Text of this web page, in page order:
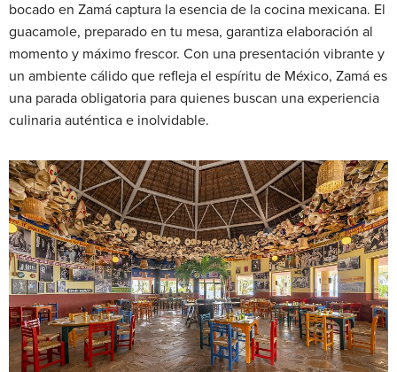
bocado en Zamá captura la esencia de la cocina mexicana. El
guacamole, preparado en tu mesa, garantiza elaboración al
momento y máximo frescor. Con una presentación vibrante y
un ambiente cálido que refleja el espíritu de México, Zamá es
una parada obligatoria para quienes buscan una experiencia
culinaria auténtica e inolvidable.